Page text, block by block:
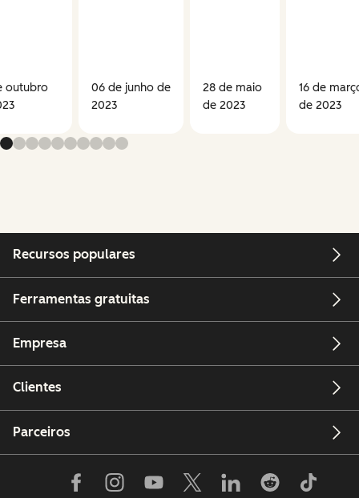
outubro
06 de junho de
2023
28 de maio
de 2023
16 de
de 2023
Recursos populares
Ferramentas gratuitas
Empresa
Clientes
Parceiros